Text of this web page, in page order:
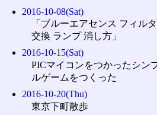
2016-10-08(Sat)
「ブルーエアセンス フィルタ
交換 ランプ 消し方」
2016-10-15(Sat)
PICマイコンをつかったシン
ルゲームをつくった
2016-10-20(Thu)
東京下町散歩